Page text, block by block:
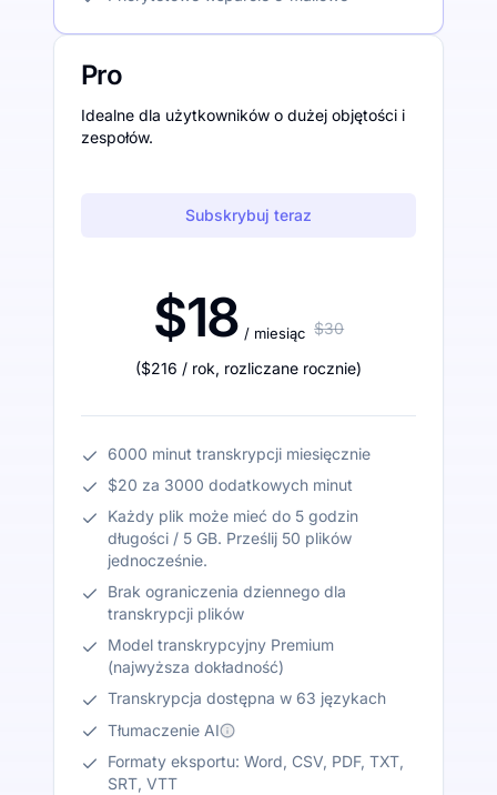
Pro
Idealne dla użytkowników o dużej objętości i
zespołów.
Subskrybuj teraz
$18 / miesiąc $30
($216 / rok, rozliczane rocznie)
6000 minut transkrypcji miesięcznie
$20 za 3000 dodatkowych minut
Każdy plik może mieć do 5 godzin
długości / 5 GB. Prześlij 50 plików
jednocześnie.
Brak ograniczenia dziennego dla
transkrypcji plików
Model transkrypcyjny Premium
(najwyższa dokładność)
Transkrypcja dostępna w 63 językach
Tłumaczenie AI
Formaty eksportu: Word, CSV, PDF, TXT,
SRT, VTT